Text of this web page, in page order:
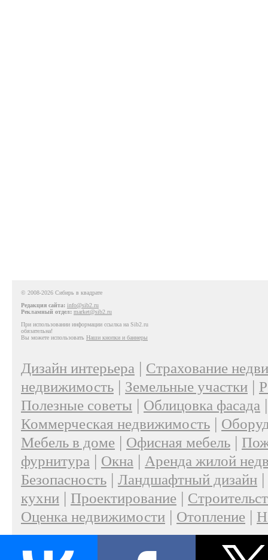
© 2008-2026 Сибирь в квадрате
Редакция сайта: info@sib2.ru
Рекламный отдел: market@sib2.ru
При использовании информации ссылка на Sib2.ru
обязательна!
Вы можете использовать Наши кнопки и баннеры
Дизайн интерьера | Страхование
недвижимость | Земельные участки |
Полезные советы | Облицовка фасада
Коммерческая недвижимость |
Мебель в доме | Офисная мебель |
фурнитура | Окна | Аренда жилой
Безопасность | Ландшафтный дизайн |
кухни | Проектирование |
Оценка недвижимости | Отопление |
О проекте|